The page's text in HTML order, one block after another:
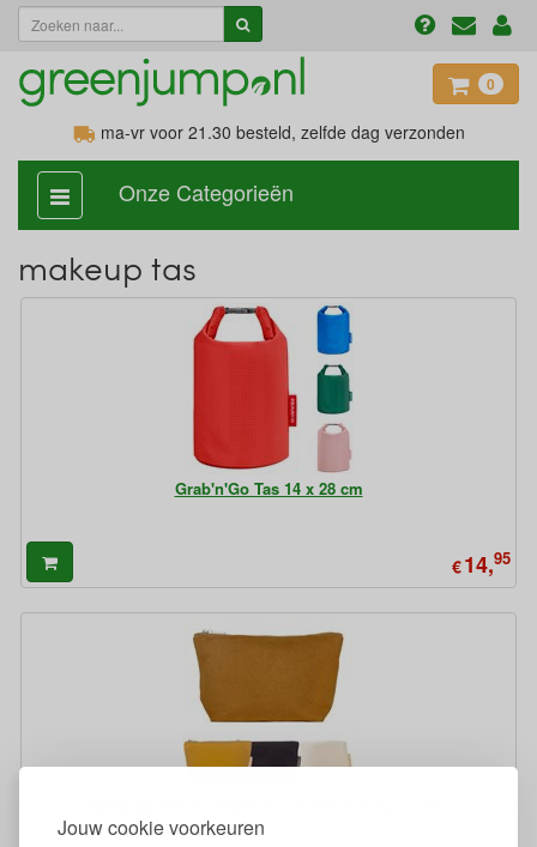
Jouw cookie voorkeuren
0
ma-vr voor 21.30 besteld, zelfde dag verzonden
categorie
aan,
Onze Categorieën
makeup tas
Grab'n'Go Tas 14 x 28 cm
€14,95